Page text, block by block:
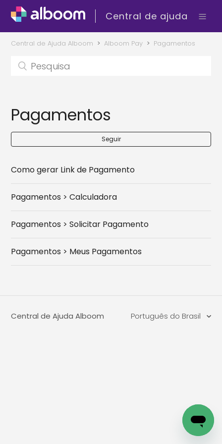
Central de ajuda
Central de Ajuda Alboom Alboom Pay Pagamentos
Pagamentos
Seguir
Como gerar Link de Pagamento
Pagamentos > Calculadora
Pagamentos > Solicitar Pagamento
Pagamentos > Meus Pagamentos
Central de Ajuda Alboom Português do Brasil